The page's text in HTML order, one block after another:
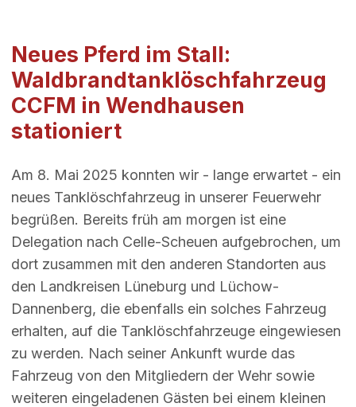
Neues Pferd im Stall:
Waldbrandtanklöschfahrzeug
CCFM in Wendhausen
stationiert
Am 8. Mai 2025 konnten wir - lange erwartet - ein
neues Tanklöschfahrzeug in unserer Feuerwehr
begrüßen. Bereits früh am morgen ist eine
Delegation nach Celle-Scheuen aufgebrochen, um
dort zusammen mit den anderen Standorten aus
den Landkreisen Lüneburg und Lüchow-
Dannenberg, die ebenfalls ein solches Fahrzeug
erhalten, auf die Tanklöschfahrzeuge eingewiesen
zu werden. Nach seiner Ankunft wurde das
Fahrzeug von den Mitgliedern der Wehr sowie
weiteren eingeladenen Gästen bei einem kleinen